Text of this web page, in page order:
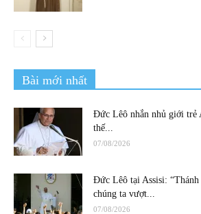
Bài mới nhất
Đức Lêô nhắn nhủ giới trẻ
thế...
07/08/2026
Đức Lêô tại Assisi:
chúng ta vượt...
07/08/2026